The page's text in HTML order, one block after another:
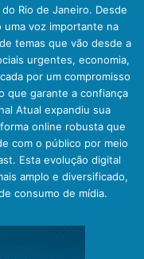
Rio de Janeiro. Desde
voz importante na
temas que vão desde a
urgentes, economia,
por um compromisso
que garante a confiança
Atual expandiu sua
online robusta que
com o público por meio
Esta evolução digital
amplo e diversificado,
consumo de mídia.